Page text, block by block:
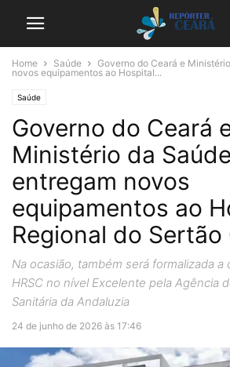
Home Saúde
Governo do Ceará e
novos equipamentos ao Hospital...
Saúde
Governo do Ceará
Ministério da Saúde
entregam novos
equipamentos ao
Regional do Sertão
Na ocasião, também será formalizada a
HRSC no nível Excelente pela Agência
Sanitária da Andaluzia
24 de junho de 2026 às 17:46